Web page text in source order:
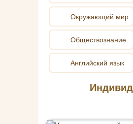
Окружающий мир
Обществознание
Английский язык